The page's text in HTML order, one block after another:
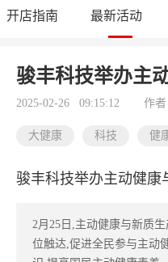
开店指南 最新活动
骏丰科技举办主
2025-02-26 09:15:12 作
大健康 科技 健
骏丰科技举办主动健康
2月25日,主动健康与新质
位触达,促进全民参与主动